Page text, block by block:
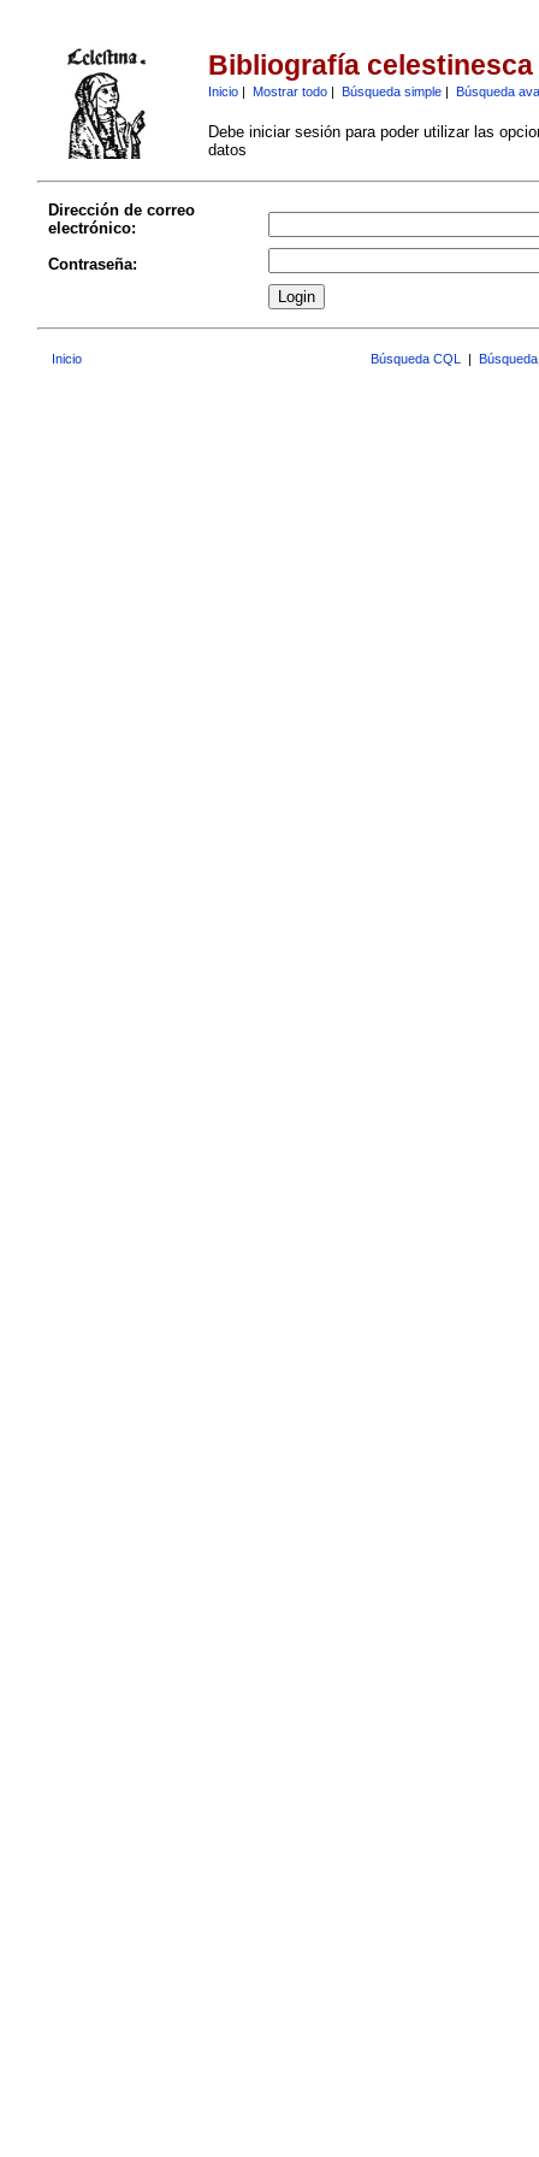
Bibliografía celestinesca
Inicio| Mostrar todo| Búsqueda simple| Búsqueda
Debe iniciar sesión para poder utilizar las
datos
Dirección de correo
electrónico:
Contraseña:
Inicio Búsqueda CQL |